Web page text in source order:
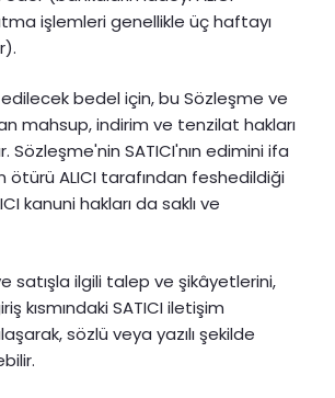
işlemleri genellikle üç haftayı
edilecek bedel için, bu Sözleşme ve
mahsup, indirim ve tenzilat hakları
Sözleşme'nin SATICI'nın edimini ifa
ALICI tarafından feshedildiği
kanuni hakları da saklı ve
satışla ilgili talep ve şikâyetlerini,
kısmındaki SATICI iletişim
sözlü veya yazılı şekilde